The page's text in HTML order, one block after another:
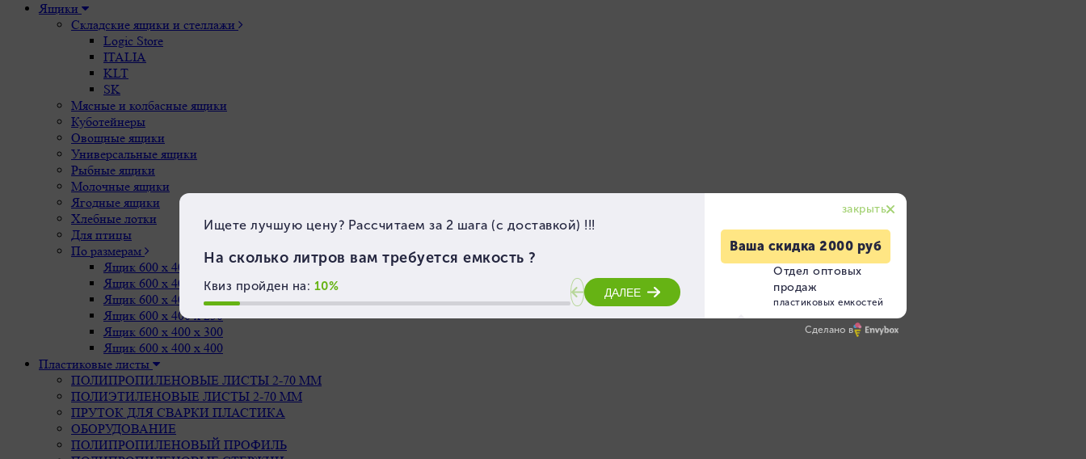
Ящики
Складские ящики и стеллажи
Logic Store
ITALIA
KLT
SK
Мясные и колбасные ящики
Куботейнеры
Овощные ящики
Универсальные ящики
Рыбные ящики
Молочные ящики
Ягодные ящики
Хлебные лотки
Для птицы
По размерам
Ящик 600 х 400 х 75
Ящик 600 х 400 х 150
Ящик 600 х 400 х 200
Ящик 600 х 400 х 250
Ящик 600 х 400 х 300
Ящик 600 х 400 х 400
Пластиковые листы
ПОЛИПРОПИЛЕНОВЫЕ ЛИСТЫ 2-70 ММ
ПОЛИЭТИЛЕНОВЫЕ ЛИСТЫ 2-70 ММ
ПРУТОК ДЛЯ СВАРКИ ПЛАСТИКА
ОБОРУДОВАНИЕ
ПОЛИПРОПИЛЕНОВЫЙ ПРОФИЛЬ
Сделано в